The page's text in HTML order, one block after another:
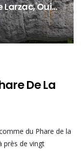
Larzac, Oui…
De La
du Phare de la
près de vingt